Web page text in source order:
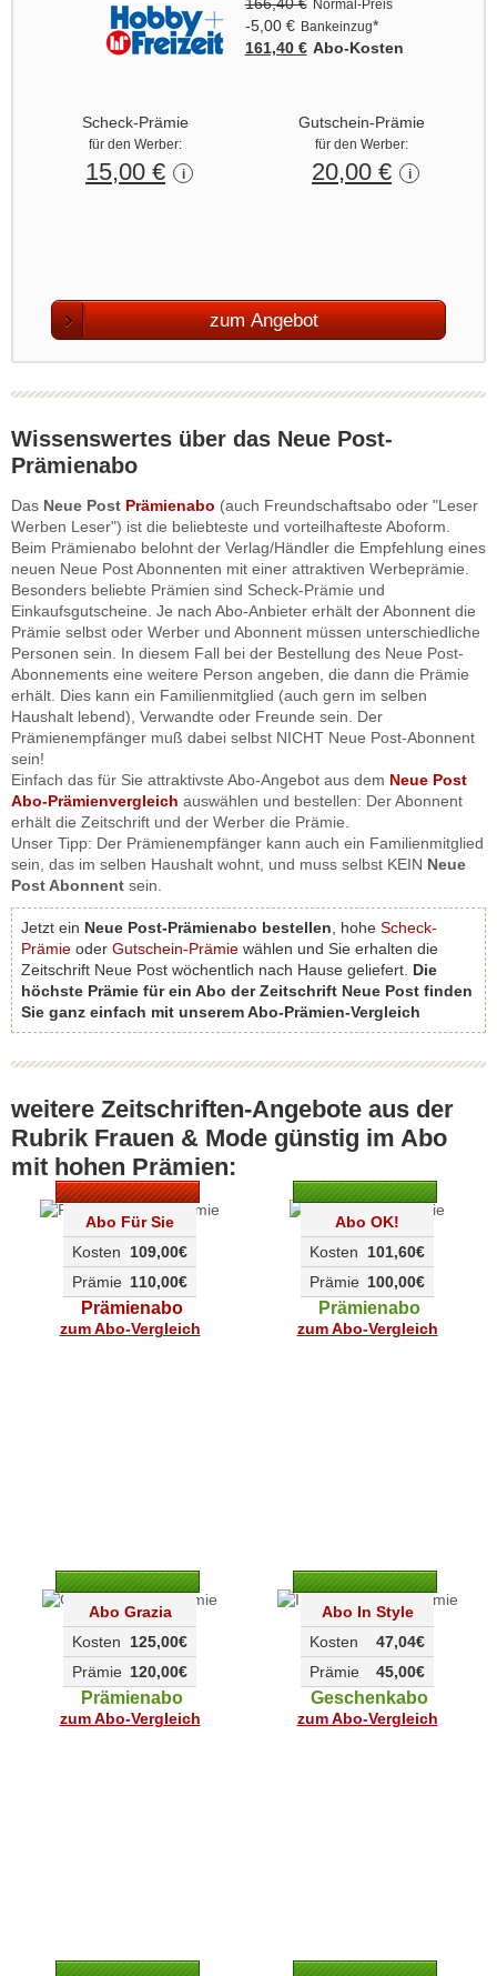
Normal-Preis
-5,00 € Bankeinzug*
161,40 € Abo‑Kosten
Scheck-Prämie
für den Werber:
15,00 € i
Gutschein-Prämie
für den Werber:
20,00 € i
zum Angebot
Wissenswertes über das Neue Post-
Prämienabo
Das Neue Post Prämienabo (auch Freundschaftsabo oder "Leser
Werben Leser") ist die beliebteste und vorteilhafteste Aboform.
Beim Prämienabo belohnt der Verlag/Händler die Empfehlung eines
neuen Neue Post Abonnenten mit einer attraktiven Werbeprämie.
Besonders beliebte Prämien sind Scheck-Prämie und
Einkaufsgutscheine. Je nach Abo-Anbieter erhält der Abonnent die
Prämie selbst oder Werber und Abonnent müssen unterschiedliche
Personen sein. In diesem Fall bei der Bestellung des Neue Post-
Abonnements eine weitere Person angeben, die dann die Prämie
erhält. Dies kann ein Familienmitglied (auch gern im selben
Haushalt lebend), Verwandte oder Freunde sein. Der
Prämienempfänger muß dabei selbst NICHT Neue Post-Abonnent
sein!
Einfach das für Sie attraktivste Abo-Angebot aus dem Neue Post
Abo-Prämienvergleich auswählen und bestellen: Der Abonnent
erhält die Zeitschrift und der Werber die Prämie.
Unser Tipp: Der Prämienempfänger kann auch ein Familienmitglied
sein, das im selben Haushalt wohnt, und muss selbst KEIN Neue
Post Abonnent sein.
Jetzt ein Neue Post-Prämienabo bestellen , hohe Scheck-
Prämie oder Gutschein-Prämie wählen und Sie erhalten die
Zeitschrift Neue Post wöchentlich nach Hause geliefert. Die
höchste Prämie für ein Abo der Zeitschrift Neue Post finden
Sie ganz einfach mit unserem Abo-Prämien-Vergleich
weitere Zeitschriften-Angebote aus der
Rubrik Frauen & Mode günstig im Abo
mit hohen Prämien:
Abo Für Sie
109,00€
Kosten
110,00€
Prämie
Prämienabo
zum Abo-Vergleich
Abo OK!
101,60€
Kosten
100,00€
Prämie
Prämienabo
zum Abo-Vergleich
Abo Grazia
125,00€
Kosten
120,00€
Prämie
Prämienabo
zum Abo-Vergleich
Abo In Style
47,04€
Kosten
45,00€
Prämie
Geschenkabo
zum Abo-Vergleich